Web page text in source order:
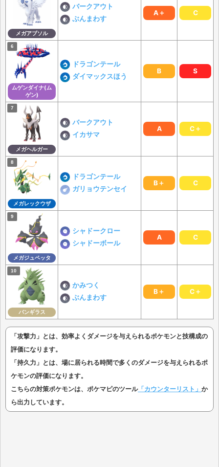
メガアブソル
バークアウト
ぶんまわす
A＋ C
ムゲンダイナ(ム
ゲン)
ドラゴンテール
ダイマックスほう
B S
メガヘルガー
バークアウト
イカサマ
A C＋
メガレックウザ
ドラゴンテール
ガリョウテンセイ
B＋ C
メガジュペッタ
シャドークロー
シャドーボール
A C
バンギラス
かみつく
ぶんまわす
B＋ C＋
「攻撃力」とは、効率よくダメージを与えられるポケモンと技構成の
評価になります。
「持久力」とは、場に居られる時間で多くのダメージを与えられるポ
ケモンの評価になります。
こちらの対策ポケモンは、ポケマピのツール「カウンターリスト」 か
ら出力しています。